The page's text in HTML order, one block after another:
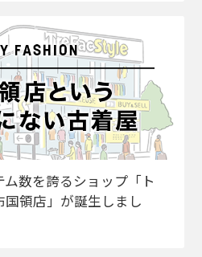
数を誇るショップ「ト
国領店」が誕生しまし